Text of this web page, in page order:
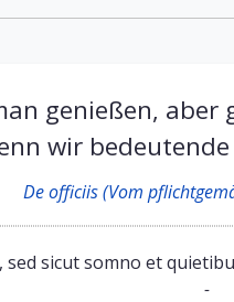
genießen,
wir
De officiis (Vom
sicut somno et
-